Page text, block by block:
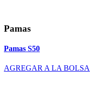
Pamas
Pamas S50
AGREGAR A LA BOLSA